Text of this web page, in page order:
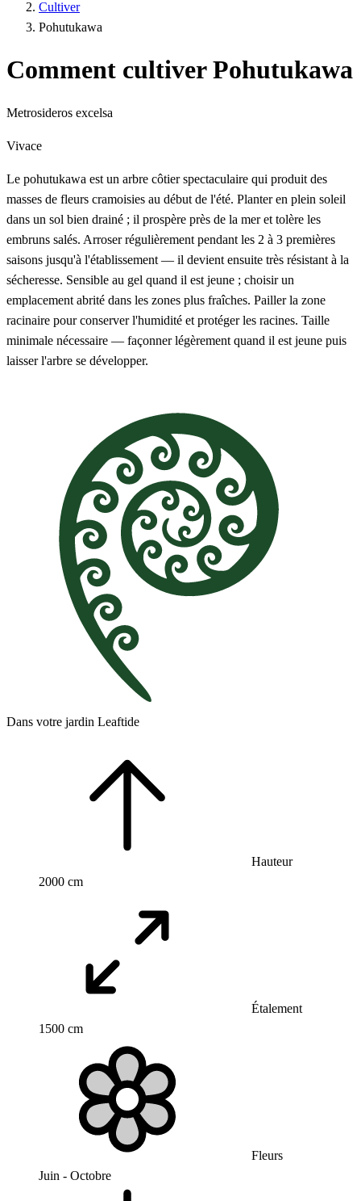
Cultiver
Pohutukawa
Comment cultiver Pohutukawa
Metrosideros excelsa
Vivace
Le pohutukawa est un arbre côtier spectaculaire qui produit des
masses de fleurs cramoisies au début de l'été. Planter en plein soleil
dans un sol bien drainé ; il prospère près de la mer et tolère les
embruns salés. Arroser régulièrement pendant les 2 à 3 premières
saisons jusqu'à l'établissement — il devient ensuite très résistant à la
sécheresse. Sensible au gel quand il est jeune ; choisir un
emplacement abrité dans les zones plus fraîches. Pailler la zone
racinaire pour conserver l'humidité et protéger les racines. Taille
minimale nécessaire — façonner légèrement quand il est jeune puis
laisser l'arbre se développer.
Dans votre jardin Leaftide
Hauteur
2000 cm
Étalement
1500 cm
Fleurs
Juin - Octobre